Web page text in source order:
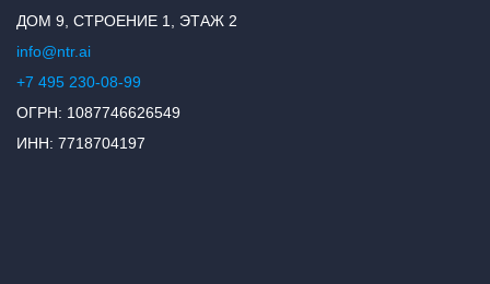
ДОМ 9, СТРОЕНИЕ 1, ЭТАЖ 2
info@ntr.ai
+7 495 230-08-99
ОГРН: 1087746626549
ИНН: 7718704197